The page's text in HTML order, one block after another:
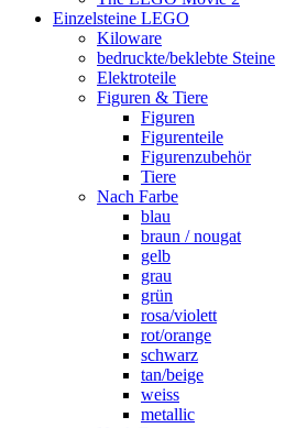
Einzelsteine LEGO
Kiloware
bedruckte/beklebte Steine
Elektroteile
Figuren & Tiere
Figuren
Figurenteile
Figurenzubehör
Tiere
Nach Farbe
blau
braun / nougat
gelb
grau
grün
rosa/violett
rot/orange
schwarz
tan/beige
weiss
metallic